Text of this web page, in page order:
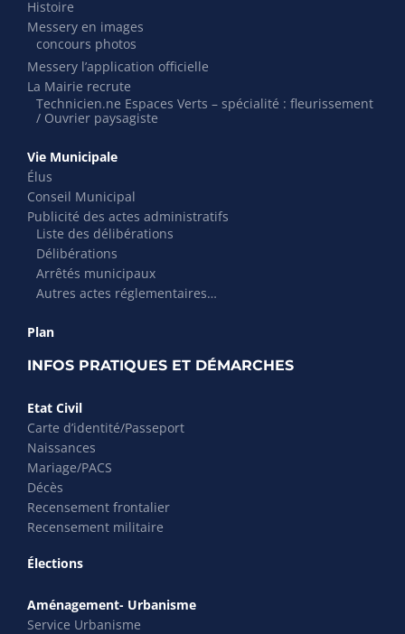
Histoire
Messery en images
concours photos
Messery l’application officielle
La Mairie recrute
Technicien.ne Espaces Verts – spécialité : fleurissement
/ Ouvrier paysagiste
Vie Municipale
Élus
Conseil Municipal
Publicité des actes administratifs
Liste des délibérations
Délibérations
Arrêtés municipaux
Autres actes réglementaires…
Plan
INFOS PRATIQUES ET DÉMARCHES
Etat Civil
Carte d’identité/Passeport
Naissances
Mariage/PACS
Décès
Recensement frontalier
Recensement militaire
Élections
Aménagement- Urbanisme
Service Urbanisme